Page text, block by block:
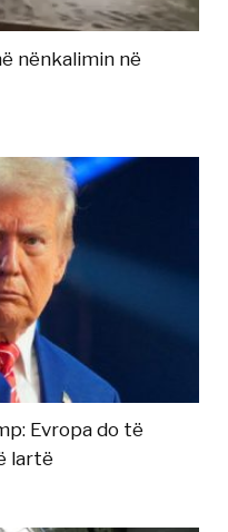
nënkalimin në
Evropa do të
lartë